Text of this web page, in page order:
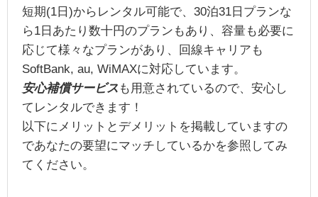
短期(1日)からレンタル可能で、30泊31日プランな
ら1日あたり数十円のプランもあり、容量も必要に
応じて様々なプランがあり、回線キャリアも
SoftBank, au, WiMAXに対応しています。
安心補償サービス も用意されているので、安心し
てレンタルできます！
以下にメリットとデメリットを掲載していますの
であなたの要望にマッチしているかを参照してみ
てください。